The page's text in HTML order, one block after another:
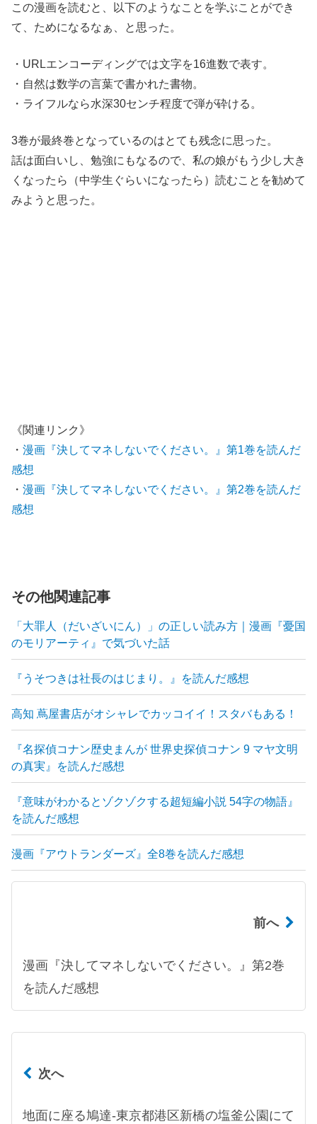
この漫画を読むと、以下のようなことを学ぶことができ
て、ためになるなぁ、と思った。
・URLエンコーディングでは文字を16進数で表す。
・自然は数学の言葉で書かれた書物。
・ライフルなら水深30センチ程度で弾が砕ける。
3巻が最終巻となっているのはとても残念に思った。
話は面白いし、勉強にもなるので、私の娘がもう少し大き
くなったら（中学生ぐらいになったら）読むことを勧めて
みようと思った。
《関連リンク》
・ 漫画『決してマネしないでください。』第1巻を読んだ
感想
・ 漫画『決してマネしないでください。』第2巻を読んだ
感想
その他関連記事
「大罪人（だいざいにん）」の正しい読み方｜漫画『憂国
のモリアーティ』で気づいた話
『うそつきは社長のはじまり。』を読んだ感想
高知 蔦屋書店がオシャレでカッコイイ！スタバもある！
『名探偵コナン歴史まんが 世界史探偵コナン 9 マヤ文明
の真実』を読んだ感想
『意味がわかるとゾクゾクする超短編小説 54字の物語』
を読んだ感想
漫画『アウトランダーズ』全8巻を読んだ感想
前へ
漫画『決してマネしないでください。』第2巻
を読んだ感想
次へ
地面に座る鳩達-東京都港区新橋の塩釜公園にて